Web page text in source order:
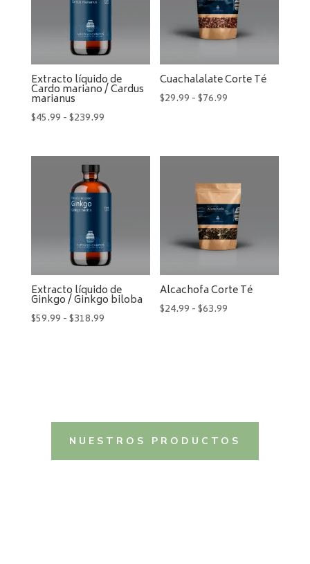
Extracto líquido de
Cardo mariano / Cardus
marianus
$45.99 -$239.99Rango
precios:
$45.99
hasta
Cuachalalate Corte Té
$29.99 -$76.99
desde
hasta
$76.99
Extracto líquido de
Ginkgo / Ginkgo biloba
$59.99 -$318.99Rango
$318.99
Alcachofa Corte Té
$24.99 -$63.99
NUESTROS PRODUCTOS